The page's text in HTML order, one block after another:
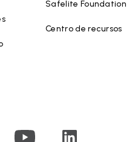
Safelite Foundation
Centro de recursos